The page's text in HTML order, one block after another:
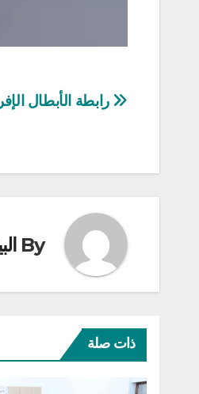
تصفّح
رابطة الأبطال
By
ذات صلة